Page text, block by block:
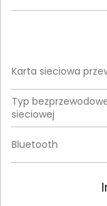
Karta sieciowa
Typ
sieciowej
Bluetooth